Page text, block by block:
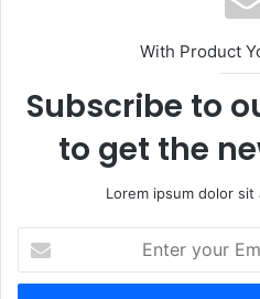
With Product
Subscribe to
to get the
Lorem ipsum dolor
your
Email